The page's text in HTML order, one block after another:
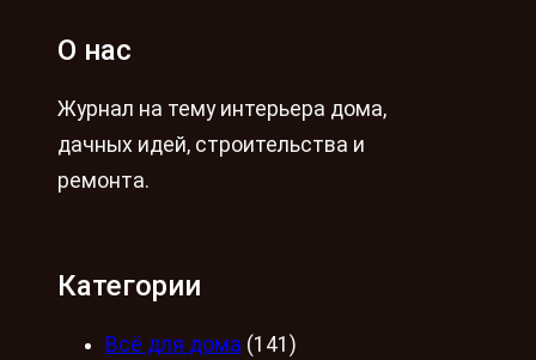
О нас
Журнал на тему интерьера дома,
дачных идей, строительства и
ремонта.
Категории
Всё для дома (141)